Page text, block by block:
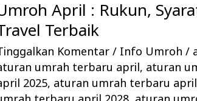
April : Rukun,
Terbaik
Komentar / Info Umroh /
umrah terbaru april, aturan
2025, aturan umrah terbaru